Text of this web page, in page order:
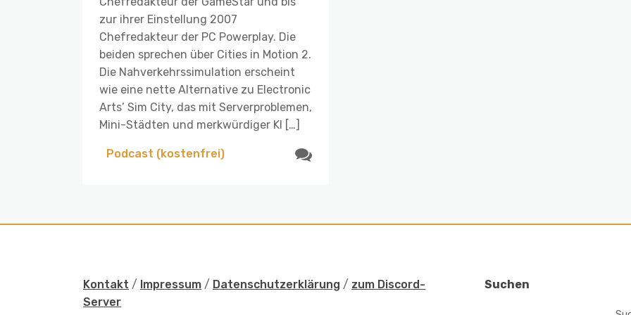
zur ihrer Einstellung 2007
Chefredakteur der PC Powerplay. Die
beiden sprechen über Cities in Motion 2.
Die Nahverkehrssimulation erscheint
wie eine nette Alternative zu Electronic
Arts’ Sim City, das mit Serverproblemen,
Mini-Städten und merkwürdiger KI […]
Podcast (kostenfrei)
Kontakt / Impressum / Datenschutzerklärung / zum Discord-
Server
Suchen